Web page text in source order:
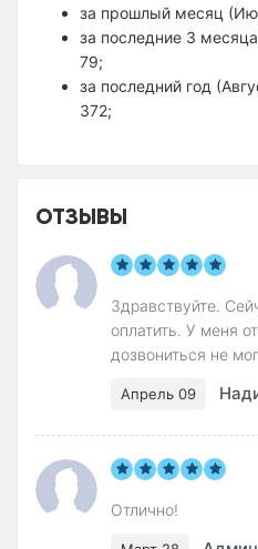
за прошлый месяц
за последние 3
79;
за последний год
372;
ОТЗЫВЫ
Здравствуйте.
оплатить. У меня
дозвониться не
Апрель 09
Отлично!